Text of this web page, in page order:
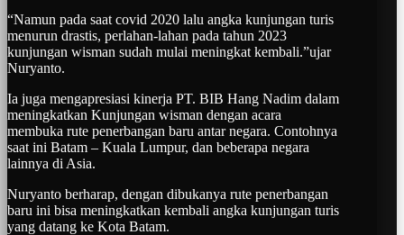
“Namun pada saat covid 2020 lalu angka kunjungan turis
menurun drastis, perlahan-lahan pada tahun 2023
kunjungan wisman sudah mulai meningkat kembali.”ujar
Nuryanto.
Ia juga mengapresiasi kinerja PT. BIB Hang Nadim dalam
meningkatkan Kunjungan wisman dengan acara
membuka rute penerbangan baru antar negara. Contohnya
saat ini Batam – Kuala Lumpur, dan beberapa negara
lainnya di Asia.
Nuryanto berharap, dengan dibukanya rute penerbangan
baru ini bisa meningkatkan kembali angka kunjungan turis
yang datang ke Kota Batam.